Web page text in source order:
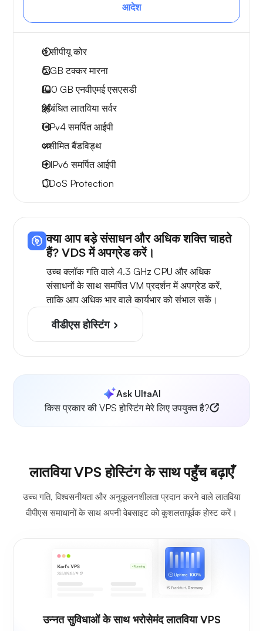
आदेश
4सीपीयू कोर
6 GB टक्कर मारना
100 GB एनवीएमई एसएसडी
प्रबंधित लातविया सर्वर
1 IPv4समर्पित आईपी
असीमित बैंडविड्थ
8 IPv6समर्पित आईपी
DDoS Protection
क्या आप बड़े संसाधन और अधिक शक्ति चाहते
हैं? VDS में अपग्रेड करें।
उच्च क्लॉक गति वाले 4.3 GHz CPU और अधिक
संसाधनों के साथ समर्पित VM प्रदर्शन में अपग्रेड करें,
ताकि आप अधिक भार वाले कार्यभार को संभाल सकें।
वीडीएस होस्टिंग
Ask UltaAI
किस प्रकार की VPS होस्टिंग मेरे लिए उपयुक्त है?
लातविया VPS होस्टिंग के साथ पहुँच बढ़ाएँ
उच्च गति, विश्वसनीयता और अनुकूलनशीलता प्रदान करने वाले लातविया
वीपीएस समाधानों के साथ अपनी वेबसाइट को कुशलतापूर्वक होस्ट करें।
उन्नत सुविधाओं के साथ भरोसेमंद लातविया VPS